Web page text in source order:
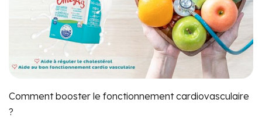
Comment booster le fonctionnement cardiovasculaire
?